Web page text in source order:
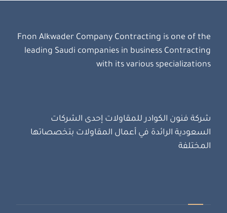
Fnon Alkwader Company Contracting is one of the
leading Saudi companies in business Contracting
with its various specializations
شركة فنون الكوادر للمقاولات إحدى الشركات
السعودية الرائدة في أعمال المقاولات بتخصصاتها
المختلفة